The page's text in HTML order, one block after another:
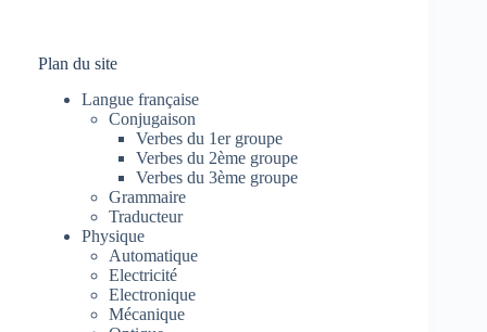
Plan du site
Langue française
Conjugaison
Verbes du 1er groupe
Verbes du 2ème groupe
Verbes du 3ème groupe
Grammaire
Traducteur
Physique
Automatique
Electricité
Electronique
Mécanique